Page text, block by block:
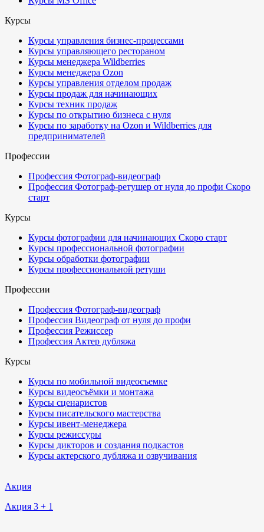
Курсы
Курсы управления бизнес-процессами
Курсы управляющего рестораном
Курсы менеджера Wildberries
Курсы менеджера Ozon
Курсы управления отделом продаж
Курсы продаж для начинающих
Курсы техник продаж
Курсы по открытию бизнеса с нуля
Курсы по заработку на Ozon и Wildberries для
предпринимателей
Профессии
Профессия Фотограф-видеограф
Профессия Фотограф-ретушер от нуля до профи Скоро
старт
Курсы
Курсы фотографии для начинающих Скоро старт
Курсы профессиональной фотографии
Курсы обработки фотографии
Курсы профессиональной ретуши
Профессии
Профессия Фотограф-видеограф
Профессия Видеограф от нуля до профи
Профессия Режиссер
Профессия Актер дубляжа
Курсы
Курсы по мобильной видеосъемке
Курсы видеосъёмки и монтажа
Курсы сценаристов
Курсы писательского мастерства
Курсы ивент-менеджера
Курсы режиссуры
Курсы дикторов и создания подкастов
Курсы актерского дубляжа и озвучивания
Акция
Акция 3 + 1